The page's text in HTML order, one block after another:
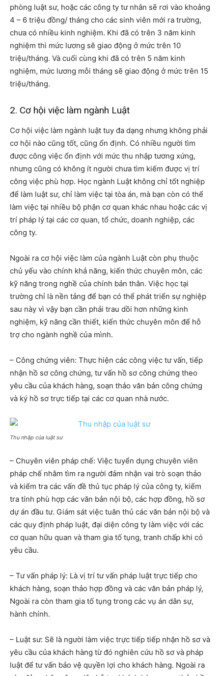
phòng luật sư, hoặc các công ty tư nhân sẽ rơi vào khoảng
4 – 6 triệu đồng/ tháng cho các sinh viên mới ra trường,
chưa có nhiều kinh nghiệm. Khi đã có trên 3 năm kinh
nghiệm thì mức lương sẽ giao động ở mức trên 10
triệu/tháng. Và cuối cùng khi đã có trên 5 năm kinh
nghiệm, mức lương mỗi tháng sẽ giao động ở mức trên 15
triệu/tháng.
2. Cơ hội việc làm ngành Luật
Cơ hội việc làm ngành luật tuy đa dạng nhưng không phải
cơ hội nào cũng tốt, cũng ổn định. Có nhiều người tìm
được công việc ổn định với mức thu nhập tương xứng,
nhưng cũng có không ít người chưa tìm kiếm được vị trí
công việc phù hợp. Học ngành Luật không chỉ tốt nghiệp
để làm luật sư, chỉ làm việc tại tòa án, mà bạn còn có thể
làm việc tại nhiều bộ phận cơ quan khác nhau hoặc các vị
trí pháp lý tại các cơ quan, tổ chức, doanh nghiệp, các
công ty.
Ngoài ra cơ hội việc làm của ngành Luật còn phụ thuộc
chủ yếu vào chính khả năng, kiến thức chuyên môn, các
kỹ năng trong nghề của chính bản thân. Việc học tại
trường chỉ là nền tảng để bạn có thể phát triển sự nghiệp
sau này vì vậy bạn cần phải trau dồi hơn những kinh
nghiệm, kỹ năng cần thiết, kiến thức chuyên môn để hỗ
trợ cho ngành nghề của mình.
– Công chứng viên: Thực hiện các công việc tư vấn, tiếp
nhận hồ sơ công chứng, tư vấn hồ sơ công chứng theo
yêu cầu của khách hàng, soạn thảo văn bản công chứng
và ký hồ sơ trực tiếp tại các cơ quan nhà nước.
Thu nhập của luật sư
– Chuyên viên pháp chế: Việc tuyển dụng chuyên viên
pháp chế nhằm tìm ra người đảm nhận vai trò soạn thảo
và kiểm tra các vấn đề thủ tục pháp lý của công ty, kiểm
tra tính phù hợp các văn bản nội bộ, các hợp đồng, hồ sơ
dự án đầu tư. Giám sát việc tuân thủ các văn bản nội bộ và
các quy định pháp luật, đại diện công ty làm việc với các
cơ quan hữu quan và tham gia tố tụng, tranh chấp khi có
yêu cầu.
– Tư vấn pháp lý: Là vị trí tư vấn pháp luật trực tiếp cho
khách hàng, soạn thảo hợp đồng và các văn bản pháp lý,
Ngoài ra còn tham gia tố tụng trong các vụ án dân sự,
hành chính.
– Luật sư: Sẽ là người làm việc trực tiếp tiếp nhận hồ sơ và
yêu cầu của khách hàng từ đó nghiên cứu hồ sơ và pháp
luật để tư vấn bảo vệ quyền lợi cho khách hàng. Ngoài ra